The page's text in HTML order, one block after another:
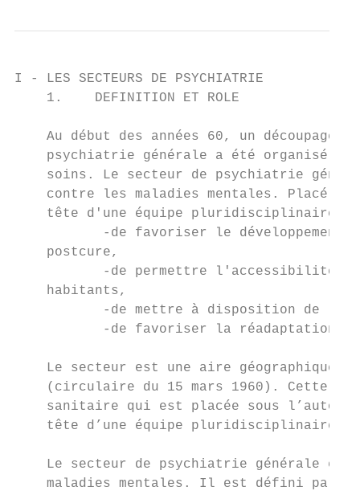
I - LES SECTEURS DE PSYCHIATRIE
    1.    DEFINITION ET ROLE
Au début des années 60, un découpage
psychiatrie générale a été organisé
soins. Le secteur de psychiatrie
contre les maladies mentales. Placé
tête d'une équipe pluridisciplinaire,
-de favoriser le développement
    postcure,
-de permettre l'accessibilité
    habitants,
-de mettre à disposition de la
-de favoriser la réadaptation
Le secteur est une aire géographique
(circulaire du 15 mars 1960). Cette
sanitaire qui est placée sous
    tête d’une équipe pluridisciplinaire.
Le secteur de psychiatrie générale
maladies mentales. Il est défini par 4